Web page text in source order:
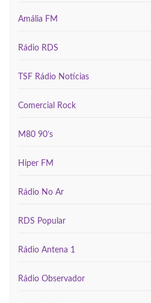
Amália FM
Rádio RDS
TSF Rádio Notícias
Comercial Rock
M80 90’s
Hiper FM
Rádio No Ar
RDS Popular
Rádio Antena 1
Rádio Observador